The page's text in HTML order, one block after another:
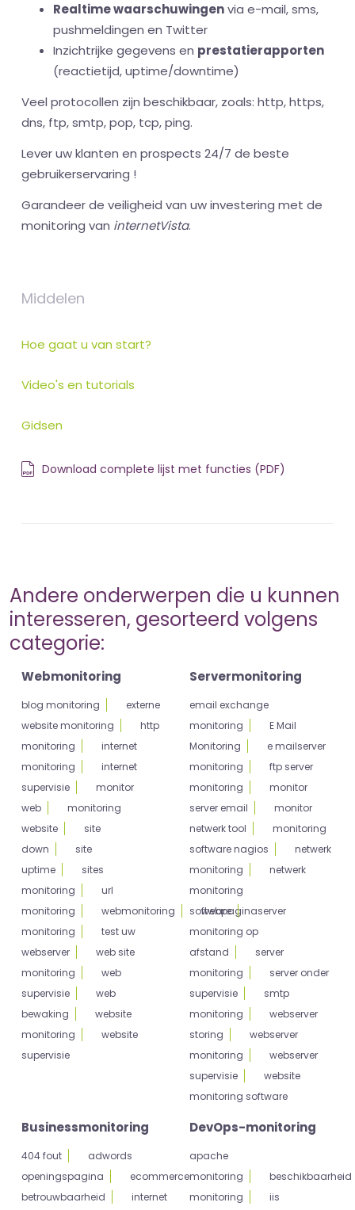
Realtime waarschuwingenvia e-mail, sms,
pushmeldingen en Twitter
Inzichtrijke gegevens en prestatierapporten
(reactietijd, uptime/downtime)
Veel protocollen zijn beschikbaar, zoals: http, https,
dns, ftp, smtp, pop, tcp, ping.
Lever uw klanten en prospects 24/7 de beste
gebruikerservaring !
Garandeer de veiligheid van uw investering met de
monitoring van internetVista.
Middelen
Hoe gaat u van start?
Video's en tutorials
Gidsen
Download complete lijst met functies (PDF)
Andere onderwerpen die u kunnen
interesseren, gesorteerd volgens
categorie:
Webmonitoring
blog monitoring
externe
website monitoring
http
monitoring
internet
monitoring
internet
supervisie
monitor
web
monitoring
website
site
down
site
uptime
sites
monitoring
url
monitoring
webmonitoring
webpagina
monitoring
test uw
webserver
web site
monitoring
web
supervisie
web
bewaking
website
monitoring
website
supervisie
Servermonitoring
email exchange
monitoring
E Mail
Monitoring
e mailserver
monitoring
ftp server
monitoring
monitor
server email
monitor
netwerk tool
monitoring
software nagios
netwerk
monitoring
netwerk
monitoring
software
server
monitoring op
afstand
server
monitoring
server onder
supervisie
smtp
monitoring
webserver
storing
webserver
monitoring
webserver
supervisie
website
monitoring software
Businessmonitoring
404 fout
adwords
openingspagina
ecommerce
betrouwbaarheid
internet
DevOps-monitoring
apache
monitoring
beschikbaarheid
monitoring
iis